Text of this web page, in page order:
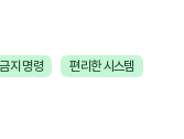
지 명령 편리한 시스템